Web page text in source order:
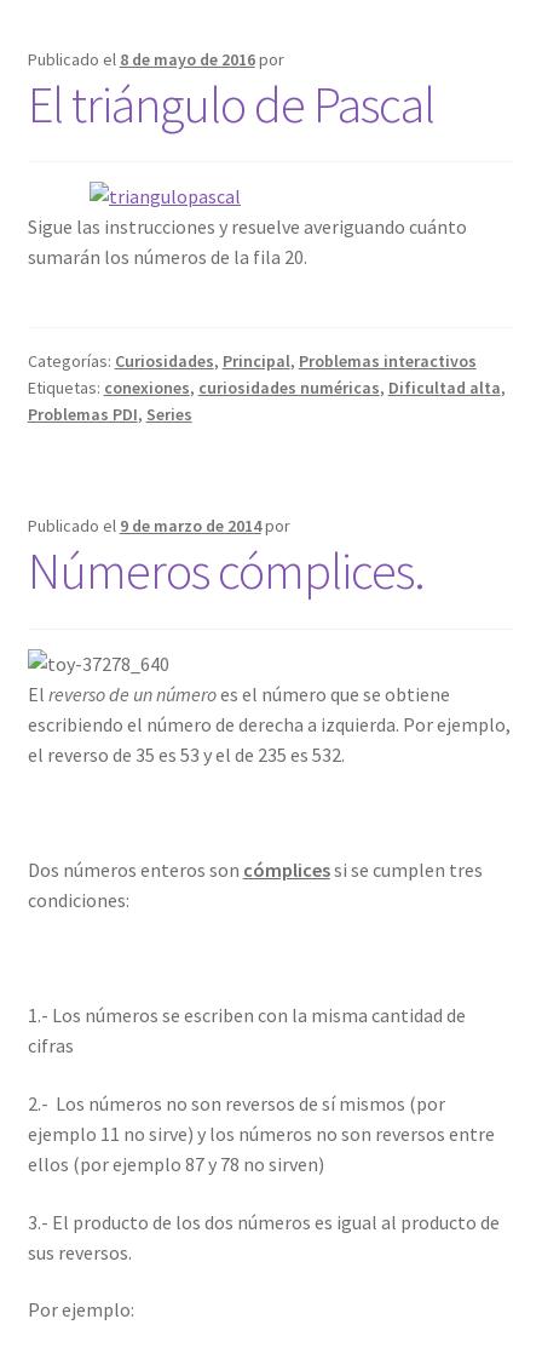
Publicado el 8 de mayo de 2016por
El triángulo de Pascal
Sigue las instrucciones y resuelve averiguando cuánto
sumarán los números de la fila 20.
Categorías: Curiosidades, Principal, Problemas interactivos
Etiquetas: conexiones, curiosidades numéricas, Dificultad alta,
Problemas PDI, Series
Publicado el 9 de marzo de 2014por
Números cómplices.
El reverso de un númeroes el número que se obtiene
escribiendo el número de derecha a izquierda. Por ejemplo,
el reverso de 35 es 53 y el de 235 es 532.
Dos números enteros son cómplicessi se cumplen tres
condiciones:
1.- Los números se escriben con la misma cantidad de
cifras
2.- Los números no son reversos de sí mismos (por
ejemplo 11 no sirve) y los números no son reversos entre
ellos (por ejemplo 87 y 78 no sirven)
3.- El producto de los dos números es igual al producto de
sus reversos.
Por ejemplo: